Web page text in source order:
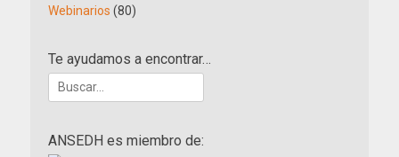
Webinarios (80)
Te ayudamos a encontrar…
Buscar:
ANSEDH es miembro de: